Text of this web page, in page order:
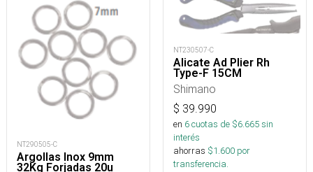
NT290505-C
Argollas Inox 9mm
32Kg Forjadas 20u
NT230507-C
Alicate Ad Plier Rh
Type-F 15CM
Shimano
$ 39.990
en 6cuotas de $6.665sin
interés
ahorras $1.600 por
transferencia.